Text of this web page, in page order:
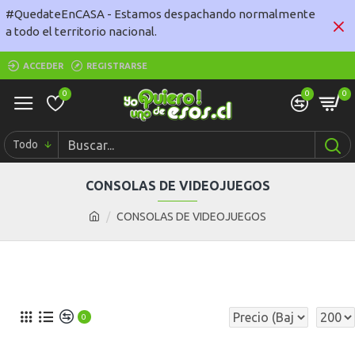
#QuedateEnCASA - Estamos despachando normalmente
a todo el territorio nacional.
ACCEDER REGISTRARSE
0 0 0
Todo
CONSOLAS DE VIDEOJUEGOS
CONSOLAS DE VIDEOJUEGOS
0